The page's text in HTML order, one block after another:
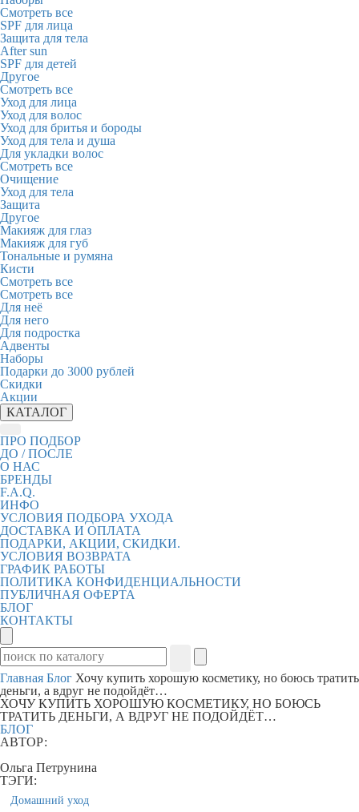
Смотреть все
SPF для лица
Защита для тела
After sun
SPF для детей
Другое
Смотреть все
Уход для лица
Уход для волос
Уход для бритья и бороды
Уход для тела и душа
Для укладки волос
Смотреть все
Очищение
Уход для тела
Защита
Другое
Макияж для глаз
Макияж для губ
Тональные и румяна
Кисти
Смотреть все
Смотреть все
Для неё
Для него
Для подростка
Адвенты
Наборы
Подарки до 3000 рублей
Скидки
Акции
КАТАЛОГ
ПРО ПОДБОР
ДО / ПОСЛЕ
О НАС
БРЕНДЫ
F.A.Q.
ИНФО
УСЛОВИЯ ПОДБОРА УХОДА
ДОСТАВКА И ОПЛАТА
ПОДАРКИ, АКЦИИ, СКИДКИ.
УСЛОВИЯ ВОЗВРАТА
ГРАФИК РАБОТЫ
ПОЛИТИКА КОНФИДЕНЦИАЛЬНОСТИ
ПУБЛИЧНАЯ ОФЕРТА
БЛОГ
КОНТАКТЫ
Главная Блог Хочу купить хорошую косметику, но боюсь тратить
деньги, а вдруг не подойдёт…
ХОЧУ КУПИТЬ ХОРОШУЮ КОСМЕТИКУ, НО БОЮСЬ
ТРАТИТЬ ДЕНЬГИ, А ВДРУГ НЕ ПОДОЙДЁТ…
БЛОГ
АВТОР:
Ольга Петрунина
ТЭГИ:
Домашний уход